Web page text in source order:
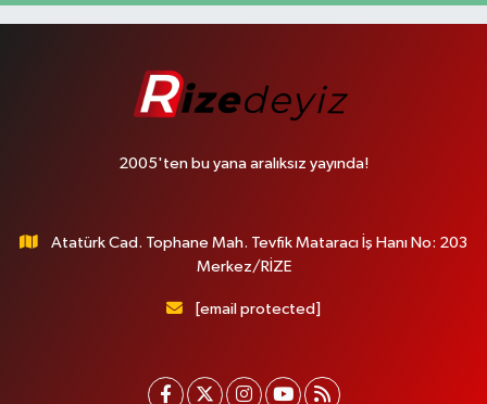
2005'ten bu yana aralıksız yayında!
Atatürk Cad. Tophane Mah. Tevfik Mataracı İş Hanı No: 203
Merkez/RİZE
[email protected]